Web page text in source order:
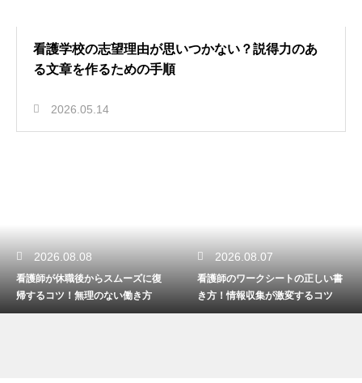
看護学校の志望理由が思いつかない？説得力のあ
る文章を作るための手順
2026.05.14
2026.08.08
看護師が休職後からスムーズに復
帰するコツ！無理のない働き方
2026.08.07
看護師のワークシートの正しい書
き方！情報収集が激変するコツ